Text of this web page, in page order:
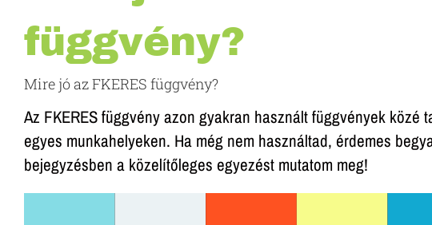
függvény?
Mire jó az FKERES függvény?
Az FKERES függvény azon gyakran használt függvények
egyes munkahelyeken. Ha még nem használtad, érdemes
bejegyzésben a közelítőleges egyezést mutatom meg!